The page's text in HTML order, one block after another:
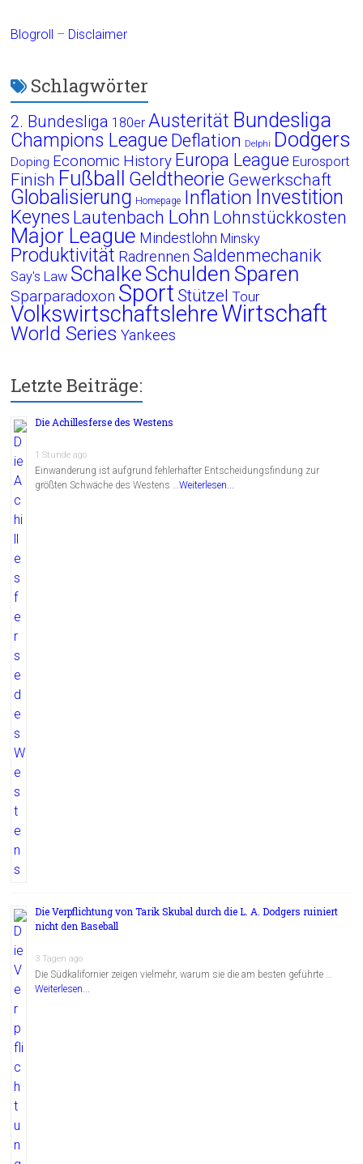
Blogroll – Disclaimer
Schlagwörter
2. Bundesliga 180er Austerität Bundesliga
Champions League Deflation Delphi Dodgers
Doping Economic History Europa League Eurosport
Finish Fußball Geldtheorie Gewerkschaft
Globalisierung Homepage Inflation Investition
Keynes Lautenbach Lohn Lohnstückkosten
Major League Mindestlohn Minsky
Produktivität Radrennen Saldenmechanik
Say's Law Schalke Schulden Sparen
Sparparadoxon Sport Stützel Tour
VolkswirtschaftslehreWirtschaft
World Series Yankees
Letzte Beiträge:
Die Achillesferse des Westens
1 Stunde ago
Einwanderung ist aufgrund fehlerhafter Entscheidungsfindung zur
größten Schwäche des Westens …Weiterlesen...
Die Verpflichtung von Tarik Skubal durch die L. A. Dodgers ruiniert
nicht den Baseball
3 Tagen ago
Die Südkalifornier zeigen vielmehr, warum sie die am besten geführte …
Weiterlesen...